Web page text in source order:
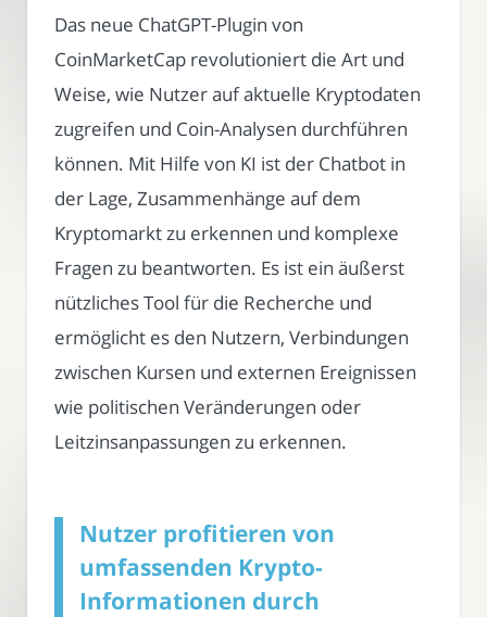
Das neue ChatGPT-Plugin von
CoinMarketCap revolutioniert die Art und
Weise, wie Nutzer auf aktuelle Kryptodaten
zugreifen und Coin-Analysen durchführen
können. Mit Hilfe von KI ist der Chatbot in
der Lage, Zusammenhänge auf dem
Kryptomarkt zu erkennen und komplexe
Fragen zu beantworten. Es ist ein äußerst
nützliches Tool für die Recherche und
ermöglicht es den Nutzern, Verbindungen
zwischen Kursen und externen Ereignissen
wie politischen Veränderungen oder
Leitzinsanpassungen zu erkennen.
Nutzer profitieren von
umfassenden Krypto-
Informationen durch